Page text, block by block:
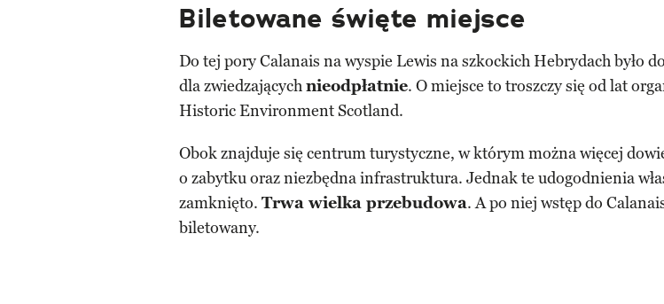
Biletowane święte miejsce
Do tej pory Calanais na wyspie Lewis na szkockich Hebrydach było
dla zwiedzającychnieodpłatnie. O miejsce to troszczy się od lat
Historic Environment Scotland.
Obok znajduje się centrum turystyczne, w którym można więcej
o zabytku oraz niezbędna infrastruktura. Jednak te udogodnienia
zamknięto. Trwa wielka przebudowa. A po niej wstęp do
biletowany.